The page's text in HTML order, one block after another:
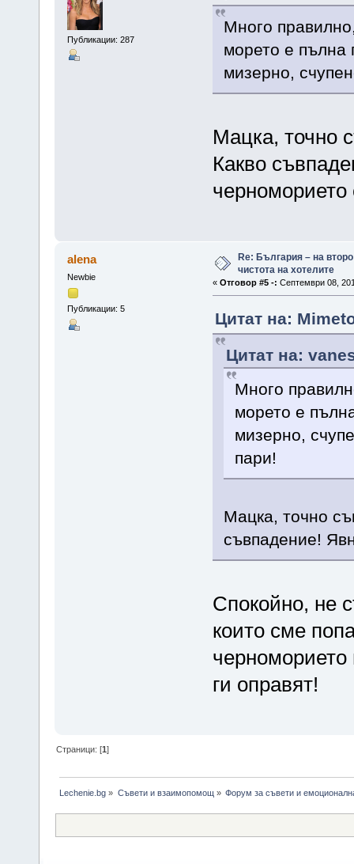
Публикации: 287
Много
морето е пълна
мизерно,
Мацка, точно
Какво
черноморието
alena
Newbie
Публикации: 5
Re: България – на
чистота на хотелите
« Отговор #5 -: Септември 08,
Цитат на:
Цитат на:
Много
морето е
мизерно,
пари!
Мацка, точно
съвпадение!
Спокойно, не
които сме
черноморието
ги оправят!
Страници: [1]
Lechenie.bg » Съвети и взаимопомощ » Форум за съвети и